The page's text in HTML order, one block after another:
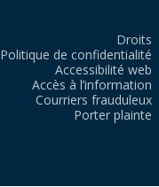
Droits
Politique de confidentialité
Accessibilité web
Accès à l’information
Courriers frauduleux
Porter plainte